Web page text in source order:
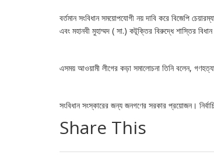
বর্তমান সংবিধান সময়োপযোগী নয় দাবি করে বিজেপি
এবং মহানবী মুহাম্মদ ( সা.) কটূক্তির বিরুদ্ধে শাস্তির
এসময় আওয়ামী লীগের কড়া সমালোচনা তিনি বলেন,
সংবিধান সংস্কারের জন্য জনগণের সরকার প্রয়োজন।
Share This